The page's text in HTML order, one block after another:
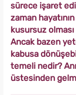
sürece işaret
zaman
kusursuz
Ancak bazen
kabusa
temeli nedir?
üstesinden